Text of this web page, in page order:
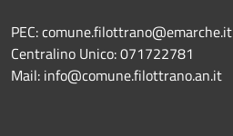
PEC: comune.filottrano@emarche.it
Centralino Unico: 071722781
Mail: info@comune.filottrano.an.it